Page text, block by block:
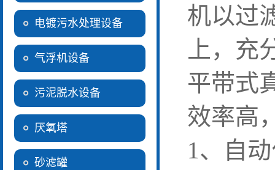
电镀污水处理设备
气浮机设备
污泥脱水设备
厌氧塔
砂滤罐
机以过
上，
平带式
效率高
1、自